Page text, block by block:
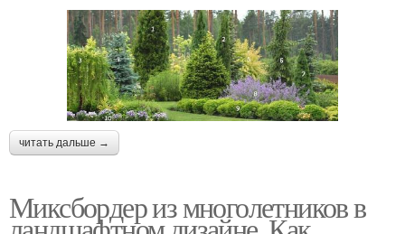
читать дальше →
Миксбордер из многолетников в